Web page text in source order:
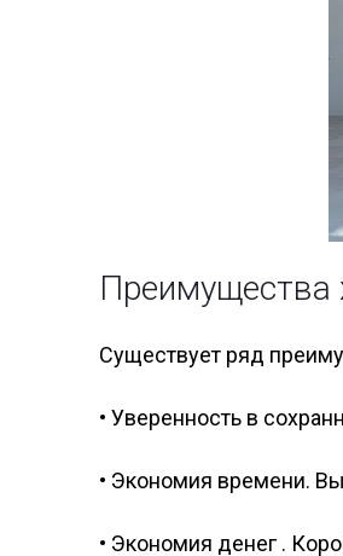
Преимущества
Существует ряд
• Уверенность в
• Экономия времени.
• Экономия денег .